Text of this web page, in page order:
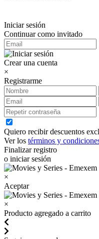
Iniciar sesión
Continuar como invitado
Crear una cuenta
×
Registrarme
Quiero recibir descuentos
Ver los términos y
Finalizar registro
o iniciar sesión
×
Aceptar
×
Producto agregado a carrito